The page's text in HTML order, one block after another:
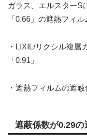
ガラス、エルスターS
「0.66」の遮熱フィ
・LIXIL/リクシル複層
「0.91」
・遮熱フィルムの遮
遮蔽係数が0.29